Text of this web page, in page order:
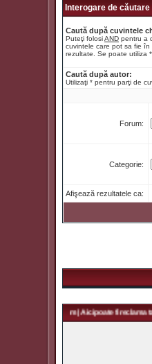
Interogare de căutare
Caută după cuvintele
Puteţi folosiAND pentru a
cuvintele care pot sa fie în
rezultate. Se poate utiliza
Caută după autor:
Utilizaţi * pentru parţi de
Forum:
Categorie:
Afişează rezultatele ca:
| Aici poate fi reclama ta!